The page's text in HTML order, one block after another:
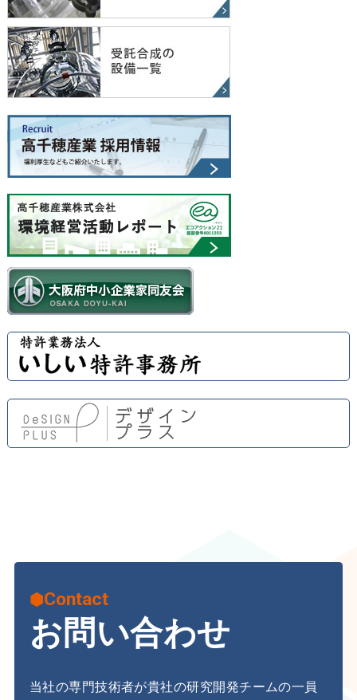
Contact
お問い合わせ
当社の専門技術者が貴社の研究開発チームの一員